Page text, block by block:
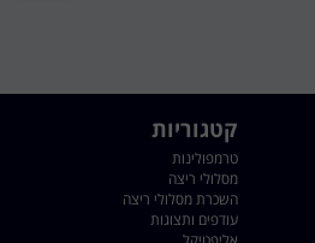
אופני כושר
ביותר
קטגוריות
טרמפולינות
מסלולי ריצה
השכרת מסלולי ריצה
עודפים ותצוגות